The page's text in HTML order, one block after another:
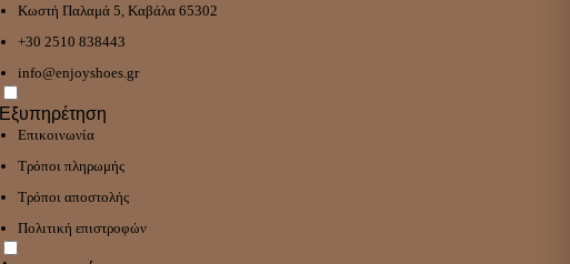
Κωστή Παλαμά 5, Καβάλα 65302
+30 2510 838443
info@enjoyshoes.gr
Εξυπηρέτηση
Επικοινωνία
Τρόποι πληρωμής
Τρόποι αποστολής
Πολιτική επιστροφών